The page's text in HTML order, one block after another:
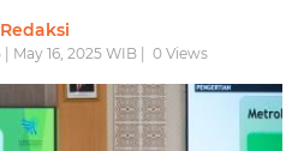
Redaksi
May 16, 2025 WIB | 0Views